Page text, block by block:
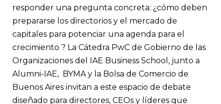
responder una pregunta concreta: ¿cómo deben
prepararse los directorios y el mercado de
capitales para potenciar una agenda para el
crecimiento ? La Cátedra PwC de Gobierno de las
Organizaciones del IAE Business School, junto a
Alumni-IAE, BYMA y la Bolsa de Comercio de
Buenos Aires invitan a este espacio de debate
diseñado para directores, CEOs y líderes que